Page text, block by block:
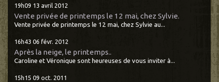
19h09 13 avril 2012
Vente privée de printemps le 12 mai, chez Sylvie.
Vente privée de printemps le 12 mai, chez Sylvie au...
16h43 06 févr. 2012
Après la neige, le printemps..
Caroline et Véronique sont heureuses de vous inviter à...
15h15 09 oct. 2011